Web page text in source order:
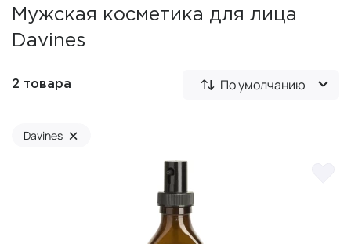
Мужская косметика для лица
Davines
2 товара По умолчанию
Davines ×